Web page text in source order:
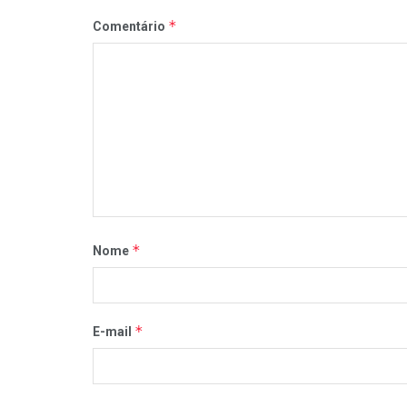
Comentário *
Nome *
E-mail *